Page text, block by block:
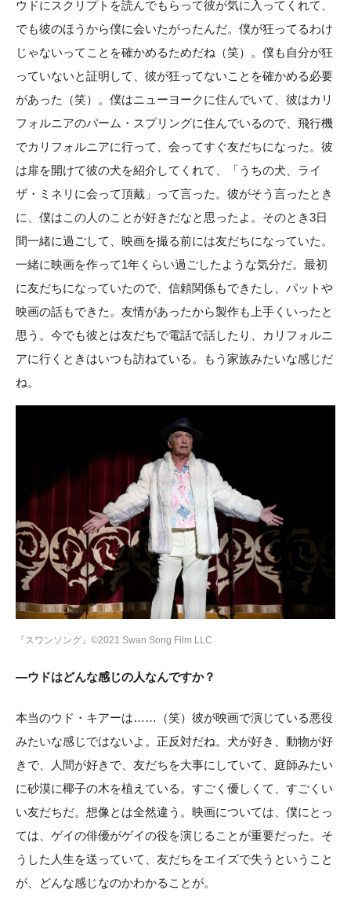
ウドにスクリプトを読んでもらって彼が気に入ってくれて、
でも彼のほうから僕に会いたがったんだ。僕が狂ってるわけ
じゃないってことを確かめるためだね（笑）。僕も自分が狂
っていないと証明して、彼が狂ってないことを確かめる必要
があった（笑）。僕はニューヨークに住んでいて、彼はカリ
フォルニアのパーム・スプリングに住んでいるので、飛行機
でカリフォルニアに行って、会ってすぐ友だちになった。彼
は扉を開けて彼の犬を紹介してくれて、「うちの犬、ライ
ザ・ミネリに会って頂戴」って言った。彼がそう言ったとき
に、僕はこの人のことが好きだなと思ったよ。そのとき3日
間一緒に過ごして、映画を撮る前には友だちになっていた。
一緒に映画を作って1年くらい過ごしたような気分だ。最初
に友だちになっていたので、信頼関係もできたし、パットや
映画の話もできた。友情があったから製作も上手くいったと
思う。今でも彼とは友だちで電話で話したり、カリフォルニ
アに行くときはいつも訪ねている。もう家族みたいな感じだ
ね。
『スワンソング』©2021 Swan Song Film LLC
―ウドはどんな感じの人なんですか？
本当のウド・キアーは……（笑）彼が映画で演じている悪役
みたいな感じではないよ。正反対だね。犬が好き、動物が好
きで、人間が好きで、友だちを大事にしていて、庭師みたい
に砂漠に椰子の木を植えている。すごく優しくて、すごくい
い友だちだ。想像とは全然違う。映画については、僕にとっ
ては、ゲイの俳優がゲイの役を演じることが重要だった。そ
うした人生を送っていて、友だちをエイズで失うということ
が、どんな感じなのかわかることが。